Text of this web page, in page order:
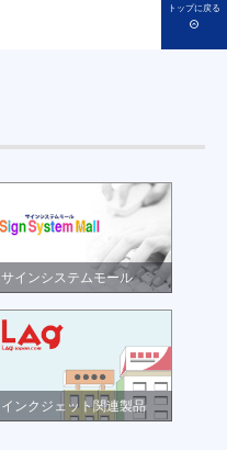
トップに戻る
サインシステムモール
インクジェット関連製品